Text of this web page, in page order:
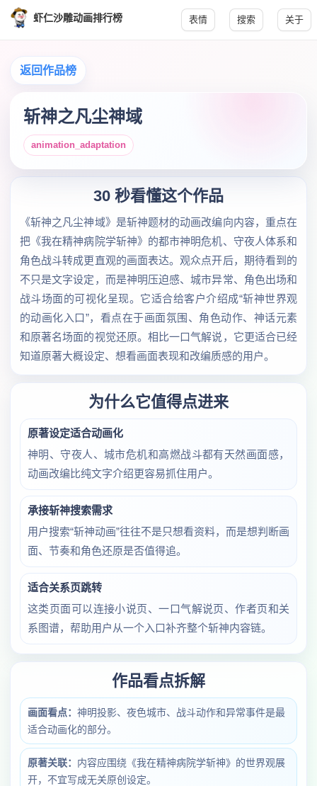
虾仁沙雕动画排行榜 表情 搜索 关于
返回作品榜
斩神之凡尘神域
animation_adaptation
30 秒看懂这个作品
《斩神之凡尘神域》是斩神题材的动画改编向内容，重点在
把《我在精神病院学斩神》的都市神明危机、守夜人体系和
角色战斗转成更直观的画面表达。观众点开后，期待看到的
不只是文字设定，而是神明压迫感、城市异常、角色出场和
战斗场面的可视化呈现。它适合给客户介绍成“斩神世界观
的动画化入口”，看点在于画面氛围、角色动作、神话元素
和原著名场面的视觉还原。相比一口气解说，它更适合已经
知道原著大概设定、想看画面表现和改编质感的用户。
为什么它值得点进来
原著设定适合动画化
神明、守夜人、城市危机和高燃战斗都有天然画面感，
动画改编比纯文字介绍更容易抓住用户。
承接斩神搜索需求
用户搜索“斩神动画”往往不是只想看资料，而是想判断画
面、节奏和角色还原是否值得追。
适合关系页跳转
这类页面可以连接小说页、一口气解说页、作者页和关
系图谱，帮助用户从一个入口补齐整个斩神内容链。
作品看点拆解
画面看点： 神明投影、夜色城市、战斗动作和异常事件是最
适合动画化的部分。
原著关联： 内容应围绕《我在精神病院学斩神》的世界观展
开，不宜写成无关原创设定。